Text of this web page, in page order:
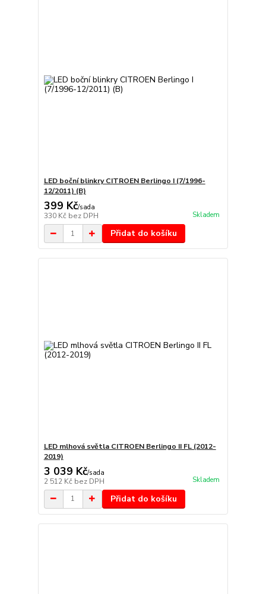
LED boční blinkry CITROEN Berlingo I (7/1996-
12/2011) (B)
399 Kč/sada
330 Kč bez DPH Skladem
Přidat do košíku
LED mlhová světla CITROEN Berlingo II FL (2012-
2019)
3 039 Kč/sada
2 512 Kč bez DPH Skladem
Přidat do košíku